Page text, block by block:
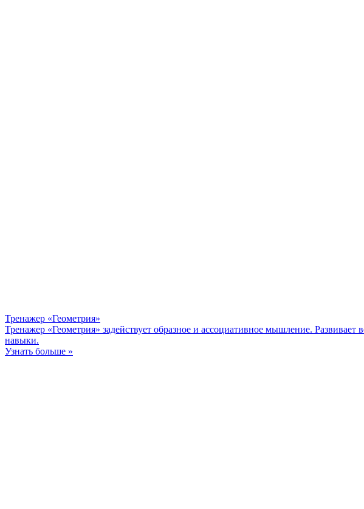
Тренажер «Геометрия»
Тренажер «Геометрия» задействует образное и ассоциативное мышление.
навыки.
Узнать больше »